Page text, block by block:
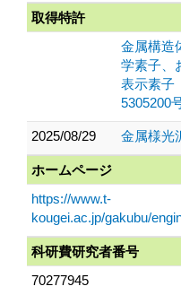
取得特許
金属構造
学素子、
表示素子
5305200
2025/08/29 金属様光
ホームページ
https://www.t-
kougei.ac.jp/gakubu/
科研費研究者番号
70277945